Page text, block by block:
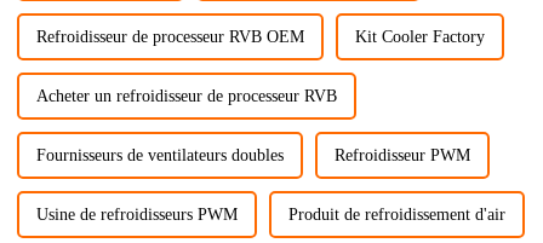
Refroidisseur de processeur RVB OEM Kit Cooler Factory
Acheter un refroidisseur de processeur RVB
Fournisseurs de ventilateurs doubles Refroidisseur PWM
Usine de refroidisseurs PWM Produit de refroidissement d'air